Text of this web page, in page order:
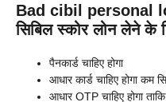
Bad cibil personal
सिबिल स्कोर लोन लेने के
पैनकार्ड चाहिए होगा
आधार कार्ड चाहिए होगा कम
आधार OTP चाहिए होगा